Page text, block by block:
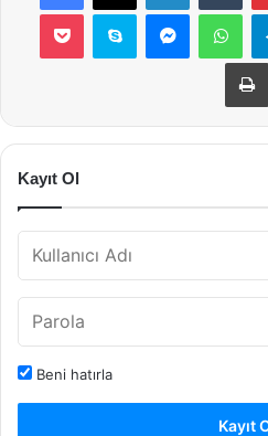
Pocket Skype Messenger
Kayıt Ol
Beni hatırla
Kayıt